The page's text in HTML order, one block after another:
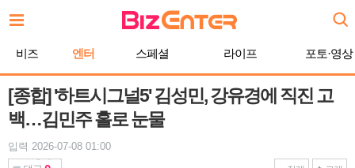
문
기
비즈 엔터 스페셜 라이프 포토·영상
[종합] '하트시그널5' 김성민, 강유경에 직진 고
백…김민주 홀로 눈물
입력 2026-07-08 01:00